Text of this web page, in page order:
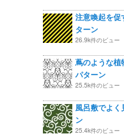
注意喚起を
ターン
26.9k件のビュー
蔦のような
パターン
25.5k件のビュー
風呂敷でよ
ン
25.4k件のビュー